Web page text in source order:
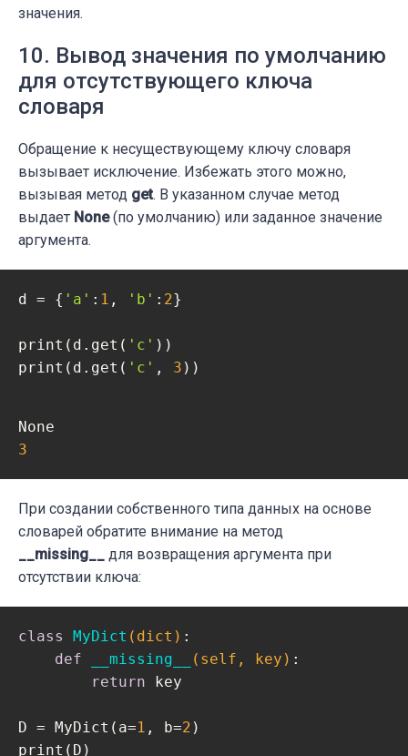
значения.
10. Вывод значения по умолчанию
для отсутствующего ключа
словаря
Обращение к несуществующему ключу словаря
вызывает исключение. Избежать этого можно,
вызывая метод get. В указанном случае метод
выдает None(по умолчанию) или заданное значение
аргумента.
d = { 'a' : 1 , 'b' : 2}
print(d.get( 'c' ))
print(d.get( 'c' , 3 ))
3
При создании собственного типа данных на основе
словарей обратите внимание на метод
__missing__ для возвращения аргумента при
отсутствии ключа:
class MyDict (dict) :
def
__missing__ (self, key) :
return key
D = MyDict(a=1 , b=2 )
print(D)